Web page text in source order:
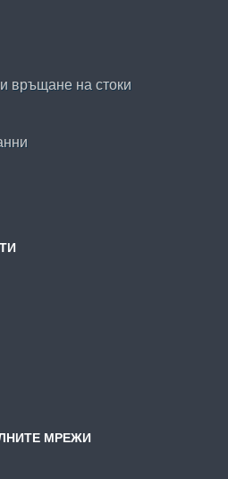
връщане на стоки
МРЕЖИ